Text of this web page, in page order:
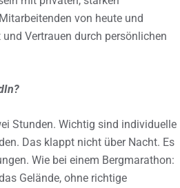
von heute und
Vertrauen durch persönlichen
Stunden. Wichtig sind individuelle
Das klappt nicht über Nacht. Es
Wie bei einem Bergmarathon:
Gelände, ohne richtige